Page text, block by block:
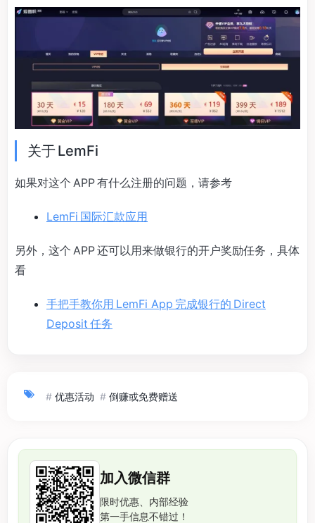
关于 LemFi
如果对这个 APP 有什么注册的问题，请参考
LemFi 国际汇款应用
另外，这个 APP 还可以用来做银行的开户奖励任务，具体
看
手把手教你用 LemFi App 完成银行的 Direct
Deposit 任务
# 优惠活动 # 倒赚或免费赠送
加入微信群
限时优惠、内部经验
第一手信息不错过！